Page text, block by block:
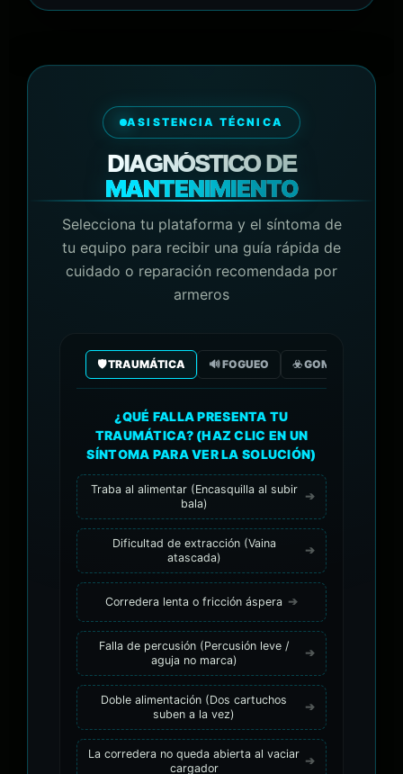
ASISTENCIA TÉCNICA
DIAGNÓSTICO DE
MANTENIMIENTO
Selecciona tu plataforma y el síntoma de
tu equipo para recibir una guía rápida de
cuidado o reparación recomendada por
armeros
🛡️ TRAUMÁTICA 🔊 FOGUEO ☣️ GOMA/GAS CO2
¿QUÉ FALLA PRESENTA TU
TRAUMÁTICA? (HAZ CLIC EN UN
SÍNTOMA PARA VER LA SOLUCIÓN)
Traba al alimentar (Encasquilla al subir
bala)
Dificultad de extracción (Vaina
atascada)
Corredera lenta o fricción áspera
Falla de percusión (Percusión leve /
aguja no marca)
Doble alimentación (Dos cartuchos
suben a la vez)
La corredera no queda abierta al vaciar
cargador